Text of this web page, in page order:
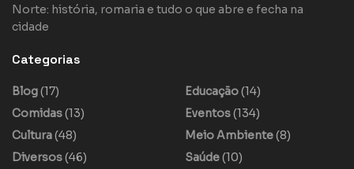
Norte: história, romaria e tudo o que abre e fecha na
cidade
Categorias
Blog(17)
Comidas(13)
Cultura(48)
Diversos(46)
Educação(14)
Eventos(134)
Meio Ambiente(8)
Saúde(10)